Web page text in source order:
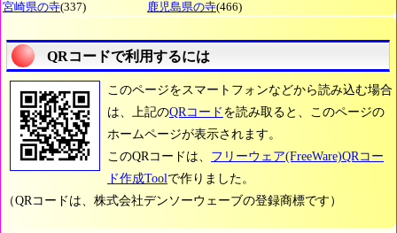
宮崎県の寺(337) 鹿児島県の寺(466)
QRコードで利用するには
このページをスマートフォンなどから読み込む場合
は、上記のQRコード を読み取ると、このページの
ホームページが表示されます。
このQRコードは、 フリーウェア(FreeWare)QRコー
ド作成Toolで作りました。
（QRコードは、株式会社デンソーウェーブの登録商標です）